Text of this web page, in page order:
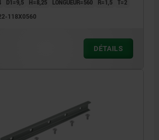
D1=9,5 H=8,25 LONGUEUR=560 R=1,5 T=2
118X0560
DÉTAILS